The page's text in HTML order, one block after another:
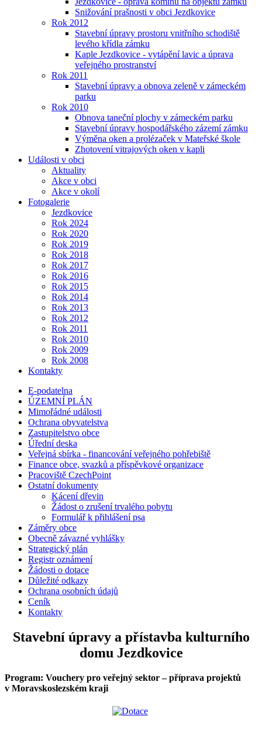
Snižování prašnosti v obci Jezdkovice
Rok 2012
Stavební úpravy prostoru vnitřního schodiště
levého křídla zámku
Kaple Jezdkovice - vytápění lavic a úprava
veřejného prostranství
Rok 2011
Stavební úpravy a obnova zeleně v zámeckém
parku
Rok 2010
Obnova taneční plochy v zámeckém parku
Stavební úpravy hospodářského zázemí zámku
Výměna oken a prolézaček v Mateřské škole
Zhotovení vitrajových oken v kapli
Události v obci
Aktuality
Akce v obci
Akce v okolí
Fotogalerie
Jezdkovice
Rok 2024
Rok 2020
Rok 2019
Rok 2018
Rok 2017
Rok 2016
Rok 2015
Rok 2014
Rok 2013
Rok 2012
Rok 2011
Rok 2010
Rok 2009
Rok 2008
Kontakty
E-podatelna
ÚZEMNÍ PLÁN
Mimořádné události
Ochrana obyvatelstva
Zastupitelstvo obce
Úřední deska
Veřejná sbírka - financování veřejného pohřebiště
Finance obce, svazků a příspěvkové organizace
Pracoviště CzechPoint
Ostatní dokumenty
Kácení dřevin
Žádost o zrušení trvalého pobytu
Formulář k přihlášení psa
Záměry obce
Obecně závazné vyhlášky
Strategický plán
Registr oznámení
Žádosti o dotace
Důležité odkazy
Ochrana osobních údajů
Ceník
Kontakty
Stavební úpravy a přístavba kulturního
domu Jezdkovice
Program: Vouchery pro veřejný sektor – příprava projektů
v Moravskoslezském kraji